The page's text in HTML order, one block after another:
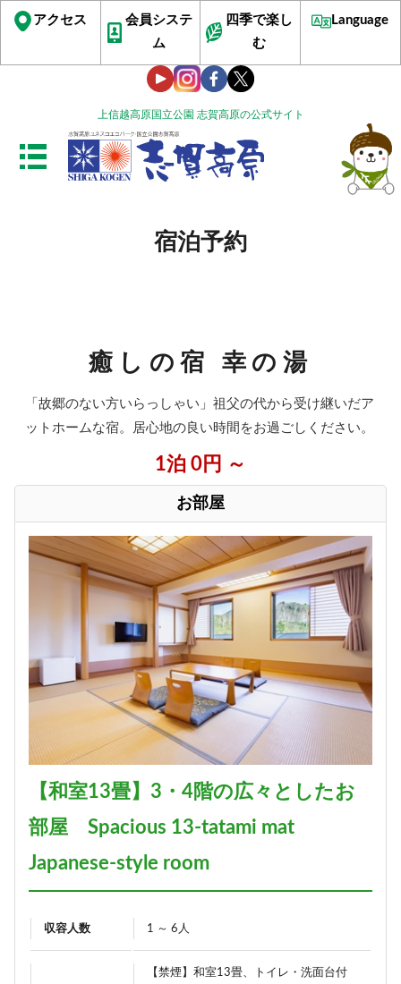
上信越高原国立公園 志賀高原の公式サイト
アクセス
会員システ
ム
四季で楽し
む
Language
宿泊予約
癒しの宿 幸の湯
「故郷のない方いらっしゃい」祖父の代から受け継いだア
ットホームな宿。居心地の良い時間をお過ごしください。
1泊 0円 ～
お部屋
【和室13畳】3・4階の広々としたお
部屋 Spacious 13-tatami mat
Japanese-style room
収容人数 1 ～ 6人
【禁煙】和室13畳、トイレ・洗面台付